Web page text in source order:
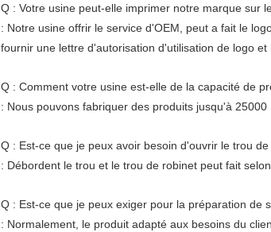
Q : Votre usine peut-elle imprimer notre marque sur
: Notre usine offrir le service d'OEM, peut a fait le
fournir une lettre d'autorisation d'utilisation de logo
Q : Comment votre usine est-elle de la capacité de
: Nous pouvons fabriquer des produits jusqu'à 25000
Q : Est-ce que je peux avoir besoin d'ouvrir le trou
: Débordent le trou et le trou de robinet peut fait
Q : Est-ce que je peux exiger pour la préparation de
: Normalement, le produit adapté aux besoins du